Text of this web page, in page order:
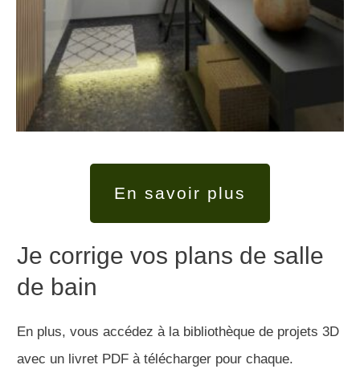
En savoir plus
Je corrige vos plans de salle
de bain
En plus, vous accédez à la bibliothèque de projets 3D
avec un livret PDF à télécharger pour chaque.